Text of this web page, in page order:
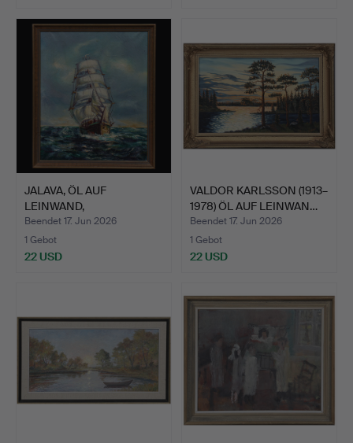
JALAVA, ÖL AUF
LEINWAND,
MARINEGEMÄLDE, SI…
Beendet 17. Jun 2026
1 Gebot
22 USD
VALDOR KARLSSON (1913–
1978) ÖL AUF LEINWAN…
Beendet 17. Jun 2026
1 Gebot
22 USD